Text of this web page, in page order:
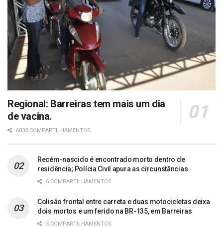
Regional: Barreiras tem mais um dia
de vacina.
6033 COMPARTILHAMENTOS
Recém-nascido é encontrado morto dentro de
residência; Polícia Civil apura as circunstâncias
6 COMPARTILHAMENTOS
Colisão frontal entre carreta e duas motocicletas deixa
dois mortos e um ferido na BR-135, em Barreiras
5 COMPARTILHAMENTOS